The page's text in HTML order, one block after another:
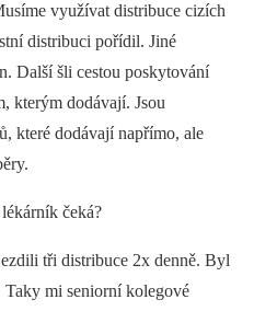
využívat distribuce cizích
distribuci pořídil. Jiné
Další šli cestou poskytování
kterým dodávají. Jsou
které dodávají napřímo, ale
čeká?
tři distribuce 2x denně. Byl
mi seniorní kolegové